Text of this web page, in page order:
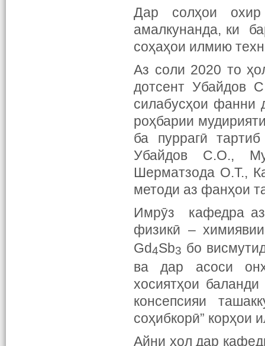
Дар солҳои
амалкунанда, ки
соҳаҳои илмию
Аз соли 2020 то
дотсент Убайдов
силабусҳои фанни
роҳбарии
ба пуррагӣ
Убайдов С.О.,
Шерматзода О.Т.,
методи аз фанҳои
Имрӯз кафедра аз
физикӣ –
Gd4Sb3 бо
ва дар асоси
хосиятҳои
консепсияи
соҳибкорӣ” корҳои
Айни ҳол дар